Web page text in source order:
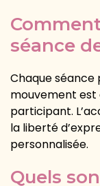
séance
Chaque séance
mouvement est
participant.
la liberté
personnalisée.
Quels